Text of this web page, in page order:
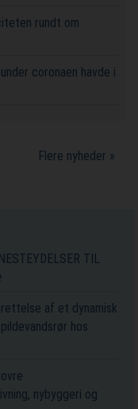
rundt om
coronaen havde i
Flere nyheder »
TIL
af et dynamisk
hos
nybyggeri og